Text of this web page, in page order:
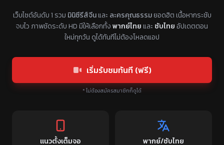
เว็บไซต์อันดับ 1 รวม มินิซีรีส์จีนและ ละครคุณธรรมยอดฮิต เนื้อหากระชับ
จบไว ภาพชัดระดับ HD มีให้เลือกทั้งพากย์ไทยและ ซับไทยอัปเดตตอน
ใหม่ทุกวัน ดูได้ทันทีไม่ต้องโหลดแอป
เริ่มรับชมทันที (ฟรี)
* ไม่ต้องสมัครสมาชิกก็ดูได้
แนวตั้งเต็มจอ พากย์/ซับไทย